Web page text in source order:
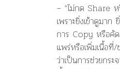
– “ไม่กด Share
เพราะยิ่งเข้าดูมา
การ Copy หรือคัด
แพร่หรือเพิ่มเนื้อที่/
ว่าเป็นการช่วยกระ